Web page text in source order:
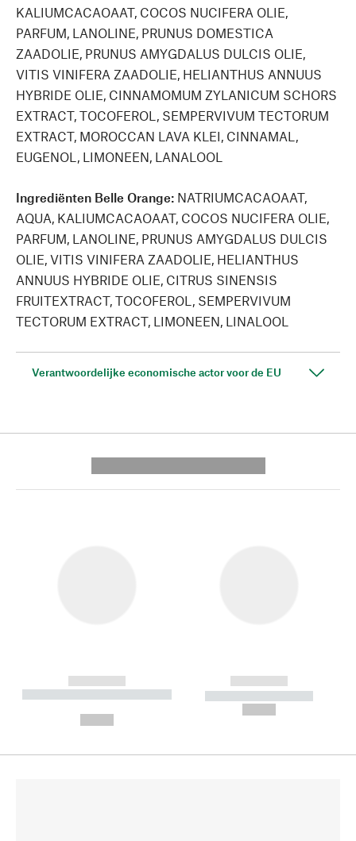
KALIUMCACAOAAT, COCOS NUCIFERA OLIE,
PARFUM, LANOLINE, PRUNUS DOMESTICA
ZAADOLIE, PRUNUS AMYGDALUS DULCIS OLIE,
VITIS VINIFERA ZAADOLIE, HELIANTHUS ANNUUS
HYBRIDE OLIE, CINNAMOMUM ZYLANICUM SCHORS
EXTRACT, TOCOFEROL, SEMPERVIVUM TECTORUM
EXTRACT, MOROCCAN LAVA KLEI, CINNAMAL,
EUGENOL, LIMONEEN, LANALOOL
Ingrediënten Belle Orange: NATRIUMCACAOAAT,
AQUA, KALIUMCACAOAAT, COCOS NUCIFERA OLIE,
PARFUM, LANOLINE, PRUNUS AMYGDALUS DULCIS
OLIE, VITIS VINIFERA ZAADOLIE, HELIANTHUS
ANNUUS HYBRIDE OLIE, CITRUS SINENSIS
FRUITEXTRACT, TOCOFEROL, SEMPERVIVUM
TECTORUM EXTRACT, LIMONEEN, LINALOOL
Verantwoordelijke economische actor voor de EU
------------
----------- ----------- --------
------------
----------- -----------